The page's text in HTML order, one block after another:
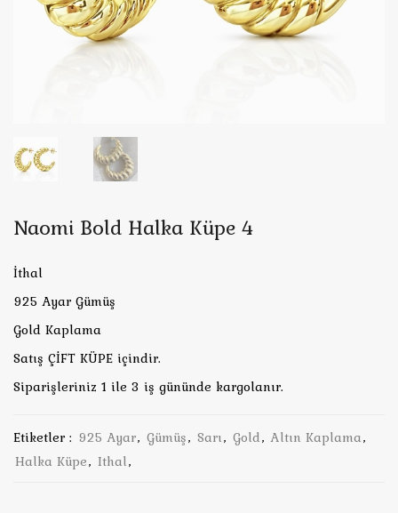
Naomi Bold Halka Küpe 4
İthal
925 Ayar Gümüş
Gold Kaplama
Satış ÇİFT KÜPE içindir.
Siparişleriniz 1 ile 3 iş gününde kargolanır.
Etiketler : 925 Ayar, Gümüş, Sarı, Gold, Altın Kaplama,
Halka Küpe, Ithal,